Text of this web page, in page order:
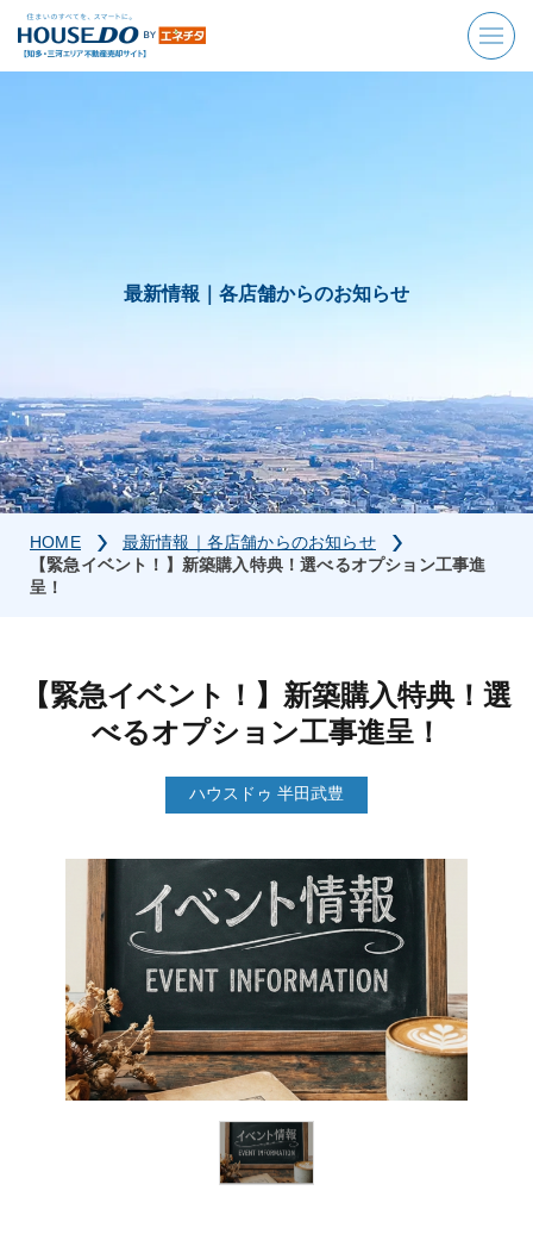
最新情報｜ 各店舗からのお知らせ
HOME
最新情報｜各店舗からのお知らせ
【緊急イベント！】新築購入特典！選べるオプション工事進
呈！
【緊急イベント！】新築購入特典！選
べるオプション工事進呈！
ハウスドゥ 半田武豊